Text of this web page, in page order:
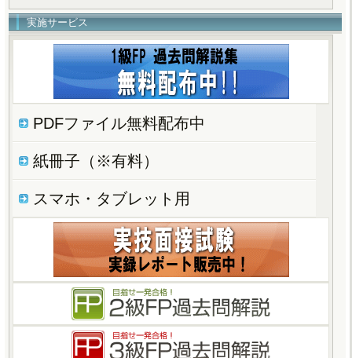
実施サービス
PDFファイル無料配布中
紙冊子（※有料）
スマホ・タブレット用